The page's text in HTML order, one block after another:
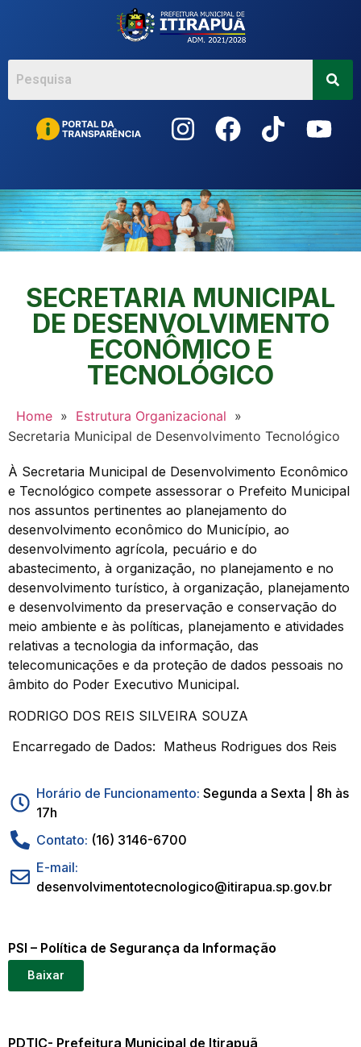
conteúdo
SECRETARIA MUNICIPAL
DE DESENVOLVIMENTO
ECONÔMICO E
TECNOLÓGICO
Home » Estrutura Organizacional »
Secretaria Municipal de Desenvolvimento Tecnológico
À Secretaria Municipal de Desenvolvimento Econômico
e Tecnológico compete assessorar o Prefeito Municipal
nos assuntos pertinentes ao planejamento do
desenvolvimento econômico do Município, ao
desenvolvimento agrícola, pecuário e do
abastecimento, à organização, no planejamento e no
desenvolvimento turístico, à organização, planejamento
e desenvolvimento da preservação e conservação do
meio ambiente e às políticas, planejamento e atividades
relativas a tecnologia da informação, das
telecomunicações e da proteção de dados pessoais no
âmbito do Poder Executivo Municipal.
RODRIGO DOS REIS SILVEIRA SOUZA
Encarregado de Dados: Matheus Rodrigues dos Reis
Horário de Funcionamento: Segunda a Sexta | 8h às
17h
Contato: (16) 3146-6700
E-mail:
desenvolvimentotecnologico@itirapua.sp.gov.br
PSI – Política de Segurança da Informação
Baixar
PDTIC- Prefeitura Municipal de Itirapuã